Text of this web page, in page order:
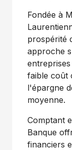
Fondée à
prospérité
approche
faible coût
l'épargne
moyenne.
Comptant
Banque
financiers